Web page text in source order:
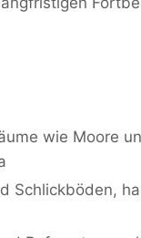
wie Moore
Schlickböden,